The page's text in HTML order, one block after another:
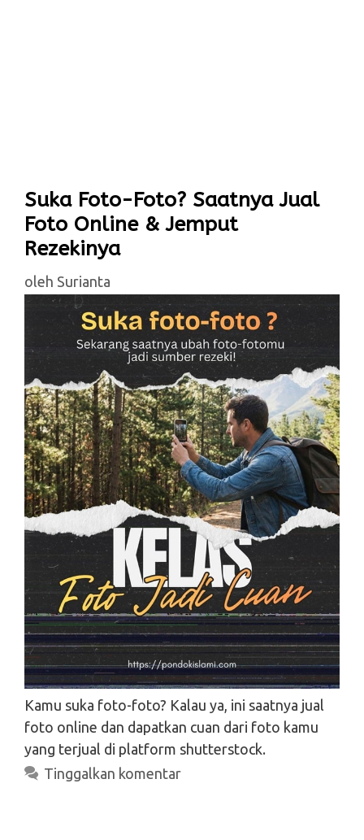
Suka Foto-Foto? Saatnya Jual
Foto Online & Jemput
Rezekinya
oleh Surianta
Kamu suka foto-foto? Kalau ya, ini saatnya jual
foto online dan dapatkan cuan dari foto kamu
yang terjual di platform shutterstock.
Tinggalkan komentar
Search